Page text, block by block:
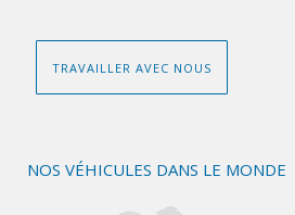
TRAVAILLER AVEC NOUS
NOS VÉHICULES DANS LE MONDE